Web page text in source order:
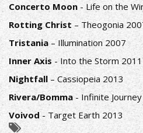
Concerto Moon - Life on the
Rotting Christ – Theogonia
Tristania– Illumination 2007
Inner Axis - Into the Storm 2011
Nightfall – Cassiopeia 2013
Rivera/Bomma - Infinite
Voivod- Target Earth 2013